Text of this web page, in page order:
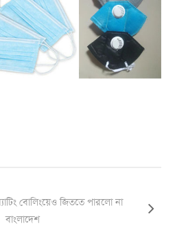
বোলিংয়েও জিততে পারলো না
বাংলাদেশ